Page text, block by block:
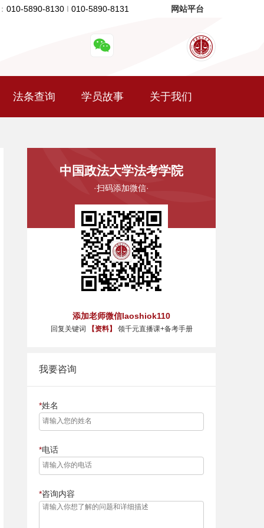
010-5890-8130 I 010-5890-8131 网站平台
法条查询 学员故事 关于我们
中国政法大学法考学院
·扫码添加微信·
添加老师微信laoshiok110
回复关键词 【资料】 领千元直播课+备考手册
我要咨询
姓名
电话
咨询内容